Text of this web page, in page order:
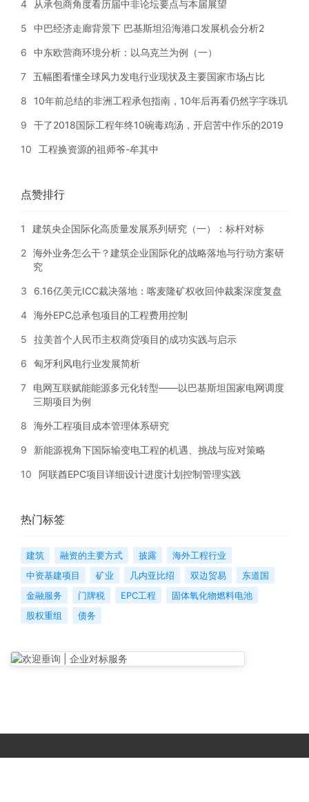
4 从承包商角度看历届中非论坛要点与本届展望
5 中巴经济走廊背景下 巴基斯坦沿海港口发展机会分析2
6 中东欧营商环境分析：以乌克兰为例（一）
7 五幅图看懂全球风力发电行业现状及主要国家市场占比
8 10年前总结的非洲工程承包指南，10年后再看仍然字字珠玑
9 干了2018国际工程年终10碗毒鸡汤，开启苦中作乐的2019
10 工程换资源的祖师爷-牟其中
点赞排行
1 建筑央企国际化高质量发展系列研究（一）：标杆对标
2 海外业务怎么干？建筑企业国际化的战略落地与行动方案研
究
3 6.16亿美元ICC裁决落地：喀麦隆矿权收回仲裁案深度复盘
4 海外EPC总承包项目的工程费用控制
5 拉美首个人民币主权商贷项目的成功实践与启示
6 匈牙利风电行业发展简析
7
电网互联赋能能源多元化转型——以巴基斯坦国家电网调度
三期项目为例
8 海外工程项目成本管理体系研究
9 新能源视角下国际输变电工程的机遇、挑战与应对策略
10 阿联酋EPC项目详细设计进度计划控制管理实践
热门标签
建筑 融资的主要方式 披露
海外工程行业
中资基建项目
矿业 几内亚比绍 双边贸易
东道国
金融服务
门牌税 EPC工程
固体氧化物燃料电池
股权重组
债务